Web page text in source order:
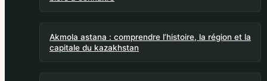
Akmola astana : comprendre l’histoire, la région et la
capitale du kazakhstan